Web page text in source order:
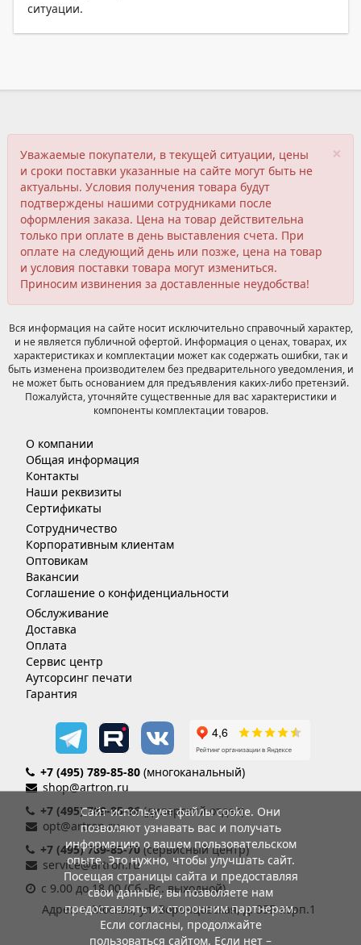
ситуации.
×
Уважаемые покупатели, в текущей ситуации, цены
и сроки поставки указанные на сайте могут быть не
актуальны. Условия получения товара будут
подтверждены нашими сотрудниками после
оформления заказа. Цена на товар действительна
только при оплате в день выставления счета. При
оплате на следующий день или позже, цена на товар
и условия поставки товара могут измениться.
Приносим извинения за доставленные неудобства!
Вся информация на сайте носит исключительно справочный характер,
и не является публичной офертой. Информация о ценах, товарах, их
характеристиках и комплектации может как содержать ошибки, так и
быть изменена производителем без предварительного уведомления, и
не может быть основанием для предъявления каких-либо претензий.
Пожалуйста, уточняйте существенные для вас характеристики и
компоненты комплектации товаров.
О компании
Общая информация
Контакты
Наши реквизиты
Сертификаты
Сотрудничество
Корпоративным клиентам
Оптовикам
Вакансии
Соглашение о конфиденциальности
Обслуживание
Доставка
Оплата
Сервис центр
Аутсорсинг печати
Гарантия
+7 (495) 789-85-80 (многоканальный)
shop@artron.ru
+7 (495) 789-85-86(дилерский отдел)
opt@artron.ru
+7 (495) 789-85-70 (сервисный центр)
service@artron.ru
с 9.00 до 18.00 (Сб.-Вс. выходной)
Адрес: г. Москва, ул. Воронцовская, д. 35Б корп.1
Сайт использует файлы cookie. Они
позволяют узнавать вас и получать
информацию о вашем пользовательском
опыте. Это нужно, чтобы улучшать сайт.
Посещая страницы сайта и предоставляя
свои данные, вы позволяете нам
предоставлять их сторонним партнерам.
Если согласны, продолжайте
пользоваться сайтом. Если нет –